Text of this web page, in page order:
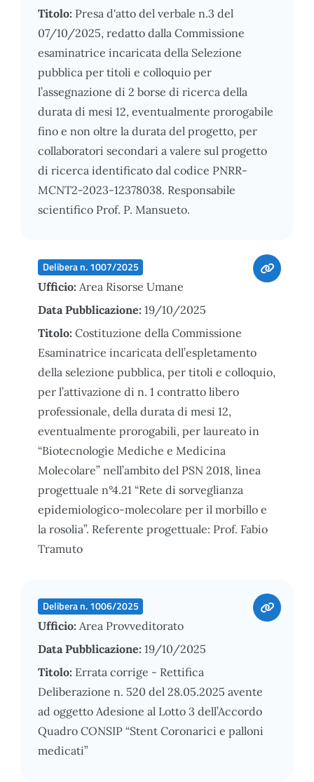
Titolo: Presa d'atto del verbale n.3 del
07/10/2025, redatto dalla Commissione
esaminatrice incaricata della Selezione
pubblica per titoli e colloquio per
l’assegnazione di 2 borse di ricerca della
durata di mesi 12, eventualmente prorogabile
fino e non oltre la durata del progetto, per
collaboratori secondari a valere sul progetto
di ricerca identificato dal codice PNRR-
MCNT2-2023-12378038. Responsabile
scientifico Prof. P. Mansueto.
Delibera n. 1007/2025
Ufficio: Area Risorse Umane
Data Pubblicazione: 19/10/2025
Titolo: Costituzione della Commissione
Esaminatrice incaricata dell’espletamento
della selezione pubblica, per titoli e colloquio,
per l’attivazione di n. 1 contratto libero
professionale, della durata di mesi 12,
eventualmente prorogabili, per laureato in
“Biotecnologie Mediche e Medicina
Molecolare” nell’ambito del PSN 2018, linea
progettuale n°4.21 “Rete di sorveglianza
epidemiologico-molecolare per il morbillo e
la rosolia”. Referente progettuale: Prof. Fabio
Tramuto
Delibera n. 1006/2025
Ufficio: Area Provveditorato
Data Pubblicazione: 19/10/2025
Titolo: Errata corrige - Rettifica
Deliberazione n. 520 del 28.05.2025 avente
ad oggetto Adesione al Lotto 3 dell’Accordo
Quadro CONSIP “Stent Coronarici e palloni
medicati”